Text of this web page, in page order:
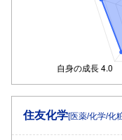
住友化学[医薬/化学/化